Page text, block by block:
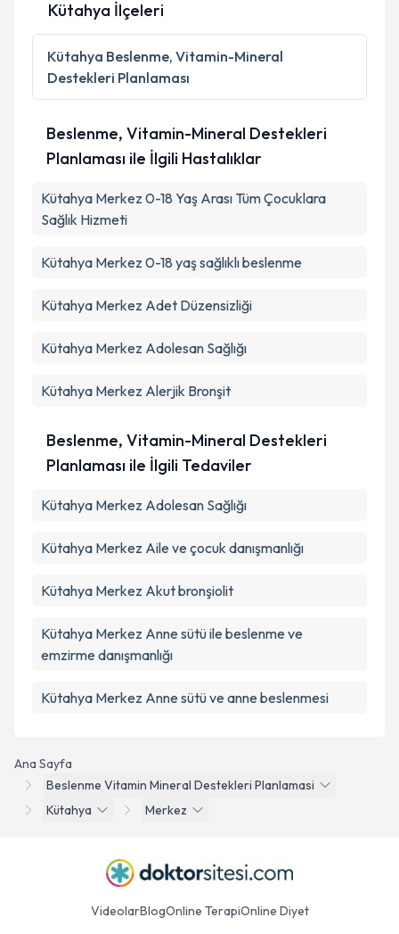
Kişisel verilerimin işlenmesine ilişkin
Metni'ni okudum ve kişisel verilerimin belirtilen
kapsamda işlenmesini kabul ediyorum.
Takvim Talebini Gönder
Ana Sayfa
Beslenme Vitamin Mineral Destekleri Planlamasi
Kütahya
Merkez
Kütahya İlçeleri
Kütahya Beslenme, Vitamin-Mineral
Destekleri Planlaması
Beslenme, Vitamin-Mineral Destekleri
Planlaması ile İlgili Hastalıklar
Kütahya Merkez 0-18 Yaş Arası Tüm Çocuklara
Sağlık Hizmeti
Kütahya Merkez 0-18 yaş sağlıklı beslenme
Kütahya Merkez Adet Düzensizliği
Kütahya Merkez Adolesan Sağlığı
Kütahya Merkez Alerjik Bronşit
Beslenme, Vitamin-Mineral Destekleri
Planlaması ile İlgili Tedaviler
Kütahya Merkez Adolesan Sağlığı
Kütahya Merkez Aile ve çocuk danışmanlığı
Kütahya Merkez Akut bronşiolit
Kütahya Merkez Anne sütü ile beslenme ve
emzirme danışmanlığı
Kütahya Merkez Anne sütü ve anne beslenmesi
VideolarBlogOnline TerapiOnline Diyet